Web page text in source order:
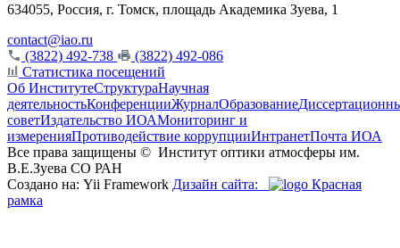
634055, Россия, г. Томск, площадь Академика Зуева, 1
contact@iao.ru
(3822) 492-738
(3822) 492-086
Статистика посещений
Об ИнститутеСтруктураНаучная
деятельностьКонференцииЖурналОбразование
советИздательство ИОАМониторинг и
измеренияПротиводействие коррупцииИнтранетПочта ИОА
Все права защищены © Институт оптики атмосферы им.
В.Е.Зуева СО РАН
Создано на: Yii Framework Дизайн сайта:
Красная
рамка